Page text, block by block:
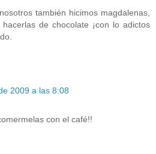
también hicimos magdalenas,
de chocolate ¡con lo adictos
2009 a las 8:08
con el café!!